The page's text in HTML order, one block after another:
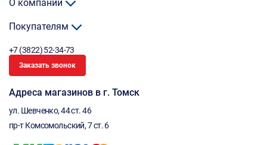
О компании
Покупателям
+7 (3822) 52-34-73
Заказать звонок
Адреса магазинов в г. Томск
ул. Шевченко, 44 ст. 46
пр-т Комсомольский, 7 ст. 6